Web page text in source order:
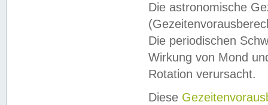
Die astronomische
Die periodischen
Wirkung von Mond
Rotation verursacht.
Diese